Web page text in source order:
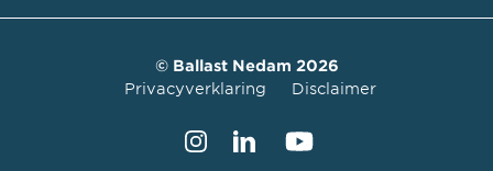
© Ballast Nedam 2026
Privacyverklaring
Disclaimer